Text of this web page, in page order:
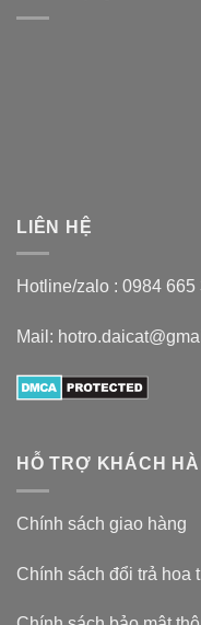
LIÊN HỆ
Hotline/zalo : 0984 665
Mail:
HỖ TRỢ KHÁCH
Chính sách giao hàng
Chính sách đổi trả hoa